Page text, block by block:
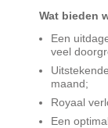
Wat bieden
Een
veel
maand;
Royaal
Een